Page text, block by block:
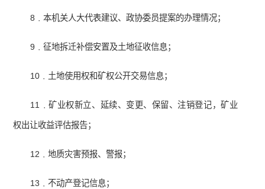
8﹒本机关人大代表建议、政协委员提案的办理情况；
9﹒征地拆迁补偿安置及土地征收信息；
10﹒土地使用权和矿权公开交易信息；
11﹒矿业权新立、延续、变更、保留、注销登记，矿业
权出让收益评估报告；
12﹒地质灾害预报、警报；
13﹒不动产登记信息；